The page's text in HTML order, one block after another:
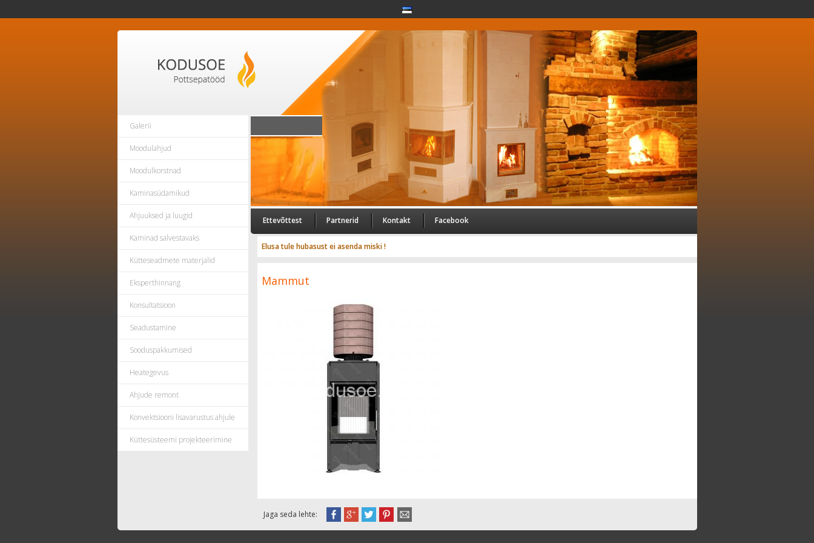
Galerii
Moodulahjud
Moodulkorstnad
Kaminasüdamikud
Ahjuuksed ja luugid
Kaminad salvestavaks
Kütteseadmete materjalid
Eksperthinnang
Konsultatsioon
Seadustamine
Sooduspakkumised
Heategevus
Ahjude remont
Konvektsiooni lisavarustus ahjule
Küttesüsteemi projekteerimine
Ettevõttest Partnerid Kontakt Facebook
Elusa tule hubasust ei asenda miski !
Mammut
Jaga seda lehte: